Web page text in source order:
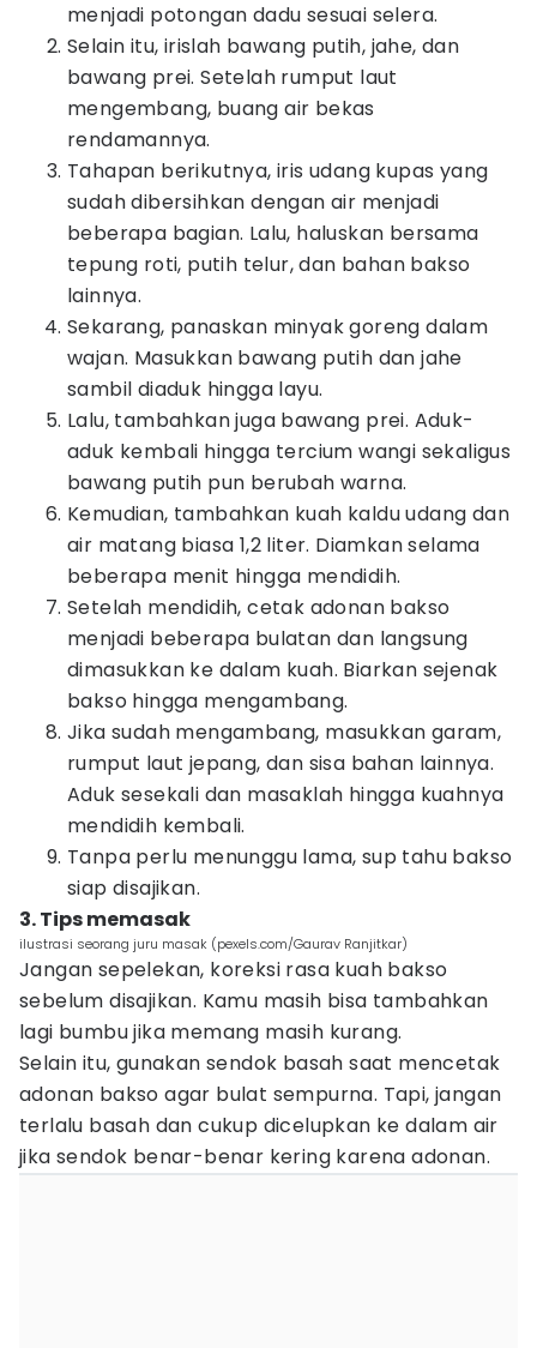
menjadi potongan dadu sesuai selera.
Selain itu, irislah bawang putih, jahe, dan
bawang prei. Setelah rumput laut
mengembang, buang air bekas
rendamannya.
Tahapan berikutnya, iris udang kupas yang
sudah dibersihkan dengan air menjadi
beberapa bagian. Lalu, haluskan bersama
tepung roti, putih telur, dan bahan bakso
lainnya.
Sekarang, panaskan minyak goreng dalam
wajan. Masukkan bawang putih dan jahe
sambil diaduk hingga layu.
Lalu, tambahkan juga bawang prei. Aduk-
aduk kembali hingga tercium wangi sekaligus
bawang putih pun berubah warna.
Kemudian, tambahkan kuah kaldu udang dan
air matang biasa 1,2 liter. Diamkan selama
beberapa menit hingga mendidih.
Setelah mendidih, cetak adonan bakso
menjadi beberapa bulatan dan langsung
dimasukkan ke dalam kuah. Biarkan sejenak
bakso hingga mengambang.
Jika sudah mengambang, masukkan garam,
rumput laut jepang, dan sisa bahan lainnya.
Aduk sesekali dan masaklah hingga kuahnya
mendidih kembali.
Tanpa perlu menunggu lama, sup tahu bakso
siap disajikan.
3. Tips memasak
ilustrasi seorang juru masak (pexels.com/Gaurav Ranjitkar)
Jangan sepelekan, koreksi rasa kuah bakso
sebelum disajikan. Kamu masih bisa tambahkan
lagi bumbu jika memang masih kurang.
Selain itu, gunakan sendok basah saat mencetak
adonan bakso agar bulat sempurna. Tapi, jangan
terlalu basah dan cukup dicelupkan ke dalam air
jika sendok benar-benar kering karena adonan.